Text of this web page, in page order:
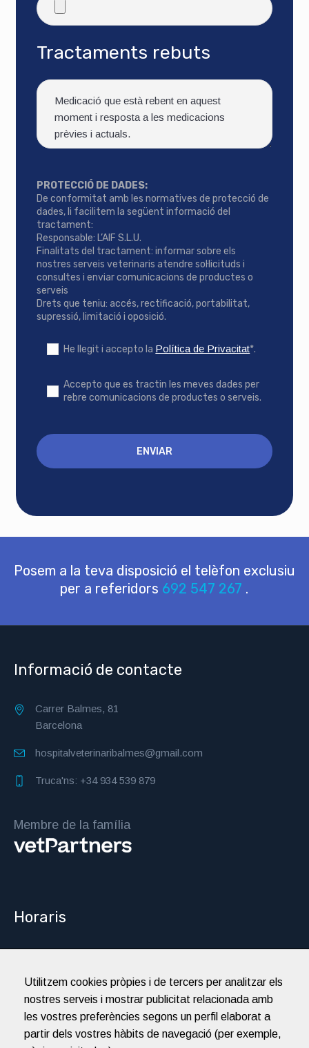
Tractaments rebuts
PROTECCIÓ DE DADES:
De conformitat amb les normatives de protecció de
dades, li facilitem la següent informació del
tractament:
Responsable: L’AIF S.L.U.
Finalitats del tractament: informar sobre els
nostres serveis veterinaris atendre sol·licituds i
consultes i enviar comunicacions de productes o
serveis
Drets que teniu: accés, rectificació, portabilitat,
supressió, limitació i oposició.
He llegit i accepto la Política de Privacitat*.
Accepto que es tractin les meves dades per
rebre comunicacions de productes o serveis.
Posem a la teva disposició el telèfon exclusiu
per a referidors 692 547 267 .
Informació de contacte
Carrer Balmes, 81
Barcelona
hospitalveterinaribalmes@gmail.com
Truca'ns: +34 934 539 879
Membre de la família
Horaris
Tots els dies del any
Utilitzem cookies pròpies i de tercers per analitzar els
nostres serveis i mostrar publicitat relacionada amb
les vostres preferències segons un perfil elaborat a
partir dels vostres hàbits de navegació (per exemple,